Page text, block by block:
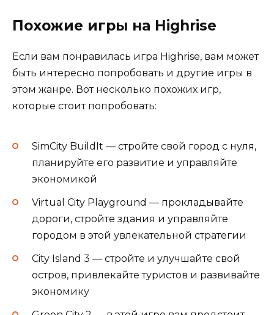
Похожие игры на Highrise
Если вам понравилась игра Highrise, вам может
быть интересно попробовать и другие игры в
этом жанре. Вот несколько похожих игр,
которые стоит попробовать:
SimCity BuildIt — стройте свой город с нуля,
планируйте его развитие и управляйте
экономикой
Virtual City Playground — прокладывайте
дороги, стройте здания и управляйте
городом в этой увлекательной стратегии
City Island 3 — стройте и улучшайте свой
остров, привлекайте туристов и развивайте
экономику